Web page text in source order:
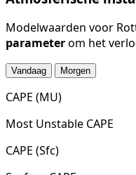
Modelwaarden voor
parameterom het
Vandaag Morgen
CAPE (MU)
Most Unstable CAPE
CAPE (Sfc)